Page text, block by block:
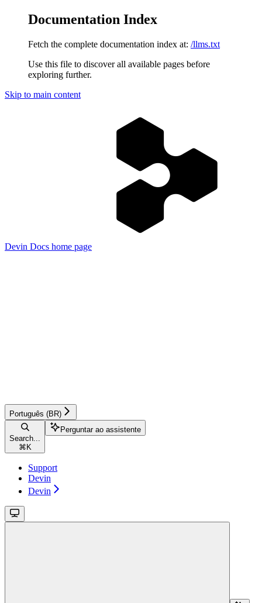
Documentation Index
Fetch the complete documentation index at: /llms.txt
Use this file to discover all available pages before
exploring further.
Skip to main content
Devin Docs home page
Português (BR)
Search...
⌘ K
Perguntar ao assistente
Support
Devin
Devin